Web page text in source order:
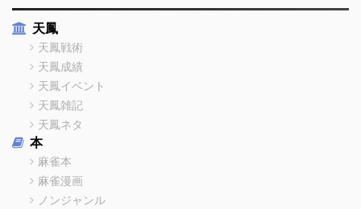
天鳳
天鳳戦術
天鳳成績
天鳳イベント
天鳳雑記
天鳳ネタ
本
麻雀本
麻雀漫画
ノンジャンル